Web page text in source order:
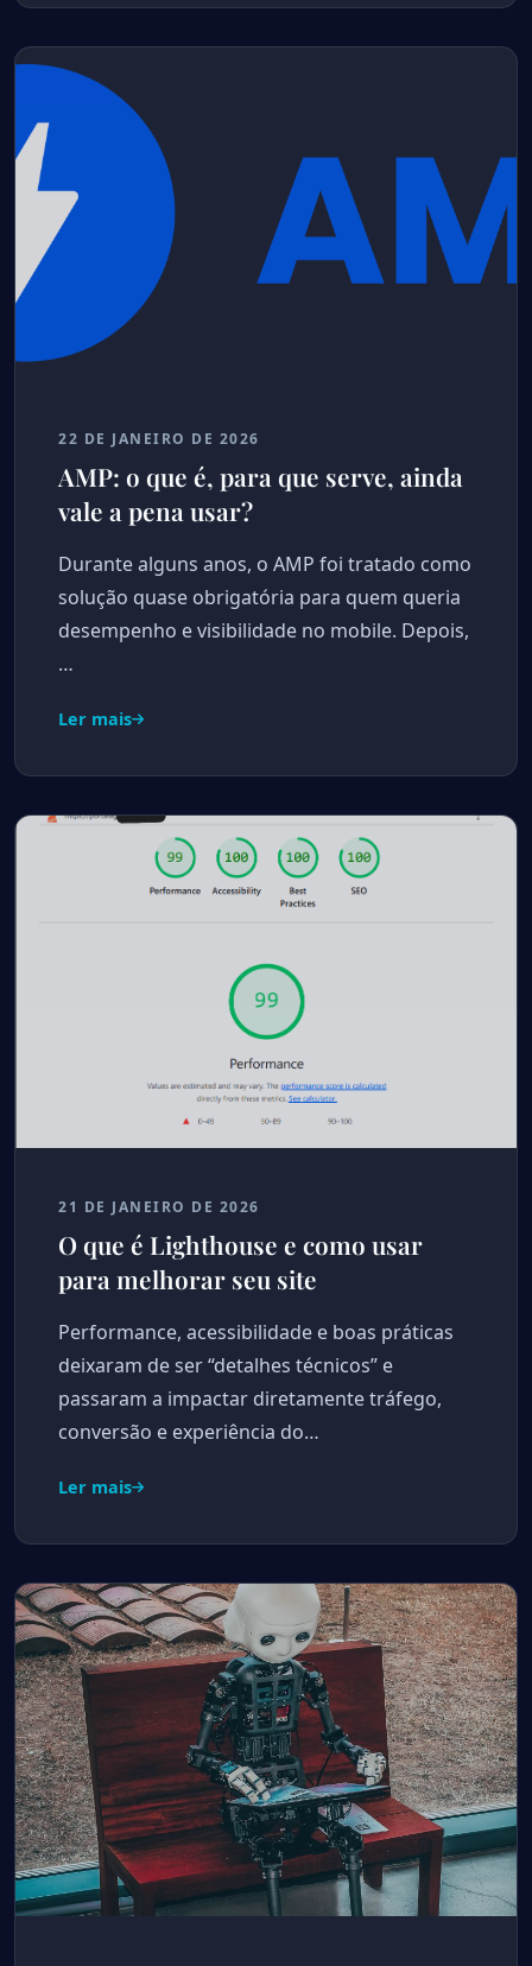
22 DE JANEIRO DE 2026
AMP: o que é, para que serve, ainda
vale a pena usar?
Durante alguns anos, o AMP foi tratado como
solução quase obrigatória para quem queria
desempenho e visibilidade no mobile. Depois,
…
Ler mais
21 DE JANEIRO DE 2026
O que é Lighthouse e como usar
para melhorar seu site
Performance, acessibilidade e boas práticas
deixaram de ser “detalhes técnicos” e
passaram a impactar diretamente tráfego,
conversão e experiência do…
Ler mais